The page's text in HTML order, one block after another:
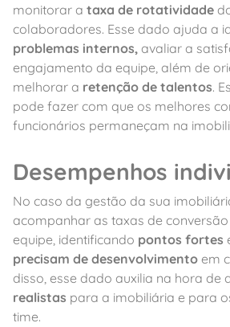
monitorar a taxa de rotatividade
colaboradores. Esse dado ajuda a
problemas internos, avaliar a
engajamento da equipe, além de
melhorar a retenção de talentos.
pode fazer com que os melhores
funcionários permaneçam na
Desempenhos
No caso da gestão da sua
acompanhar as taxas de
equipe, identificando pontos fortes
precisam de desenvolvimento em
disso, esse dado auxilia na hora de
realistas para a imobiliária e para
time.